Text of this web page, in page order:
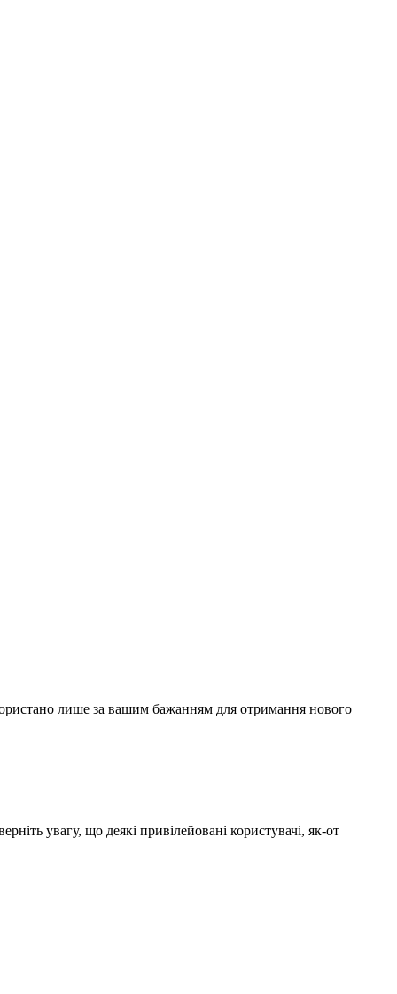
лише за вашим бажанням для отримання нового
увагу, що деякі привілейовані користувачі, як-от